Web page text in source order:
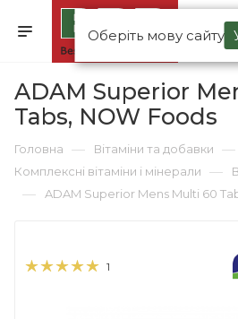
Оберіть мову сайту
ADAM Superior
Tabs, NOW Foods
Головна — Вітаміни та добавки —
Комплексні вітаміни і мінерали —
— ADAM Superior Mens Multi 60
1